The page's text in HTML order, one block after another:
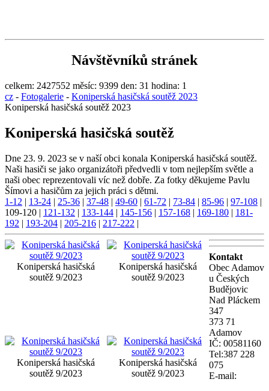
Návštěvníků stránek
celkem: 2427552 měsíc: 9399 den: 31 hodina: 1
cz - Fotogalerie - Koniperská hasičská soutěž 2023
Koniperská hasičská soutěž 2023
Koniperská hasičská soutěž
Dne 23. 9. 2023 se v naší obci konala Koniperská hasičská soutěž.
Naši hasiči se jako organizátoři předvedli v tom nejlepším světle a
naši obec reprezentovali víc než dobře. Za fotky děkujeme Pavlu
Šímovi a hasičům za jejich práci s dětmi.
1-12 | 13-24 | 25-36 | 37-48 | 49-60 | 61-72 | 73-84 | 85-96 | 97-108 |
109-120 | 121-132 | 133-144 | 145-156 | 157-168 | 169-180 | 181-
192 | 193-204 | 205-216 | 217-222 |
Koniperská hasičská
soutěž 9/2023
Koniperská hasičská
soutěž 9/2023
Koniperská hasičská
soutěž 9/2023
Koniperská hasičská
soutěž 9/2023
Kontakt
Obec Adamov
u Českých
Budějovic
Nad Pláckem
347
373 71
Adamov
IČ: 00581160
Tel:387 228
075
E-mail: